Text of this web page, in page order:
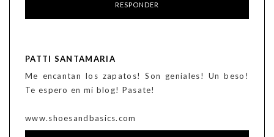
RESPONDER
PATTI SANTAMARIA
Me encantan los zapatos! Son geniales! Un beso!
Te espero en mi blog! Pasate!
www.shoesandbasics.com